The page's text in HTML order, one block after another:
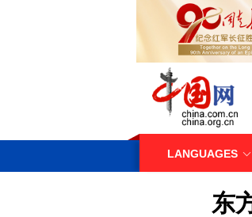
LANGUAGES
东